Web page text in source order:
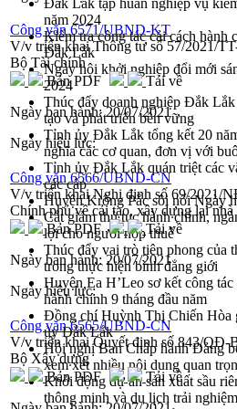
Đắk Lắk tập huấn nghiệp vụ
năm 2024
Kiểm tra công tác cải cách hành
Đắk Lắk
Ngày hội khởi nghiệp đổi mới
2024
Thúc đẩy doanh nghiệp Đắk
tạo và phát triển bền vững
Tỉnh ủy Đắk Lắk tổng kết 20
nghĩa các cơ quan, đơn vị với
Tỉnh ủy Đắk Lắk quán triệt các
các cấp
Huyện Krông Pắc sôi nổi Ngày
Cắt giảm thủ tục hành chính,
lợi cho người nộp thuế
Thúc đẩy vai trò tiên phong của
trong thực hiện bình đẳng giới
Huyện Ea H’Leo sơ kết công
hành chính 9 tháng đầu năm
Đồng chí Huỳnh Thị Chiến Hòa
ủy Đắk Lắk
Hội nghị Ban Chấp hành Đảng
xem xét nhiều nội dung quan
Khởi động dự án sản xuất sầu
thông minh và du lịch trải
Công văn 6571/UBND-KT
V/v triển khai Thông tư số 57/2021/
Bộ Tài chính
Bản PDF
Tải về
Ngày ban hành:20/07/2021
Ngày hiệu lực:
Công văn 6566/UBND-CN
V/v triển khai Nghị định số 69/2021/
Chính phủ về cải tạo, xây dựng lại
Bản PDF
Tải về
Ngày ban hành: 20/07/2021
Ngày hiệu lực:
Công văn 6565/UBND-CN
V/v triển khai Quyết định số 843/QĐ-
Bộ Xây dựng
Bản PDF
Tải về